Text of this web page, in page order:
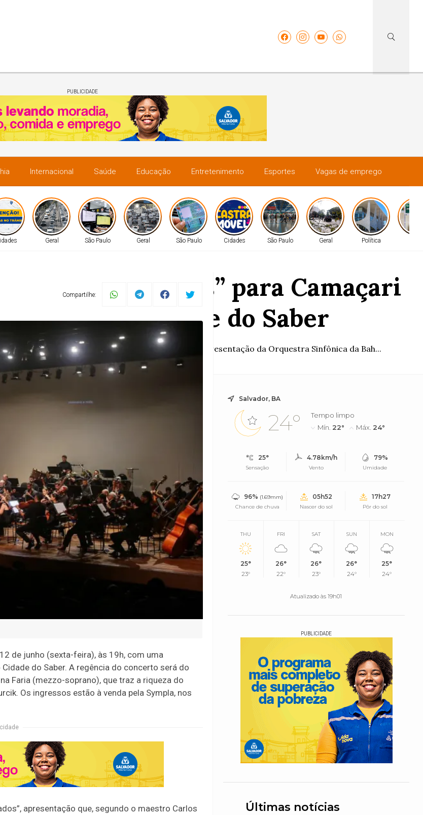
PUBLICIDADE
Internacional Saúde Educação Entretenimento Esportes Vagas de emprego
Geral São Paulo Geral São Paulo Cidades São Paulo Geral Política
dos Namorados” para Camaçari
no Teatro Cidade do Saber
no dia 12 de junho (sexta-feira), às 19h, com uma apresentação da Orquestra Sinfônica da Bah...
Compartilhe:
de junho (sexta-feira), às 19h, com uma
do Saber. A regência do concerto será do
Faria (mezzo-soprano), que traz a riqueza do
Os ingressos estão à venda pela Sympla, nos
apresentação que, segundo o maestro Carlos
Salvador, BA
24°
Tempo limpo
Mín. 22° Máx. 24°
25°
Sensação
4.78km/h
Vento
79%
Umidade
96% (1.69mm)
Chance de chuva
05h52
Nascer do sol
17h27
Pôr do sol
THU
25°
23°
FRI
26°
22°
SAT
26°
23°
SUN
26°
24°
MON
25°
24°
Atualizado às 19h01
PUBLICIDADE
Últimas notícias